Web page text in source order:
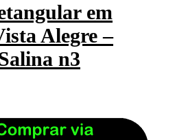
em
Alegre –
n3